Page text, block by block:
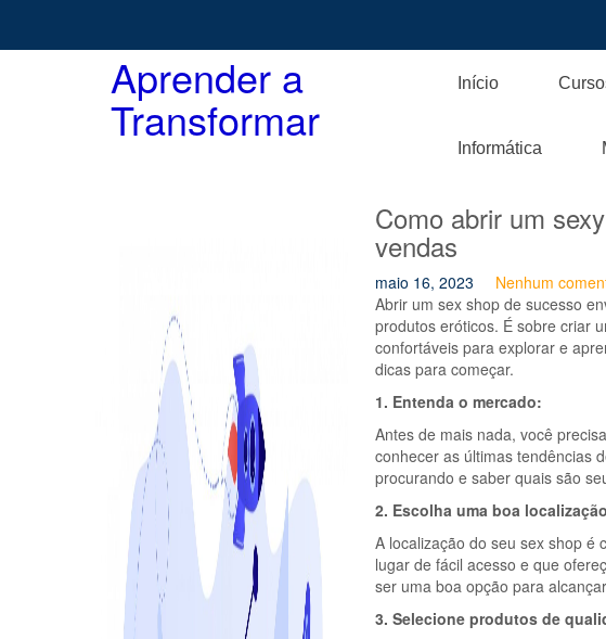
content
Aprender a
Transformar
Início
Informática
Como abrir um
vendas
maio 16, 2023
Nenhum
Abrir um sex shop de sucesso
produtos eróticos. É sobre criar
confortáveis para explorar e
dicas para começar.
1. Entenda o mercado:
Antes de mais nada, você
conhecer as últimas tendências
procurando e saber quais são
2. Escolha uma boa
A localização do seu sex shop é
lugar de fácil acesso e que
ser uma boa opção para
3. Selecione produtos de